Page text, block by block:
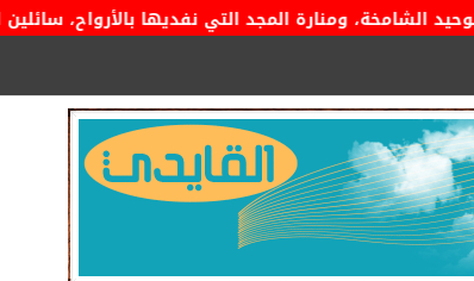
ومنارة المجد التي نفديها بالأرواح، سائلين